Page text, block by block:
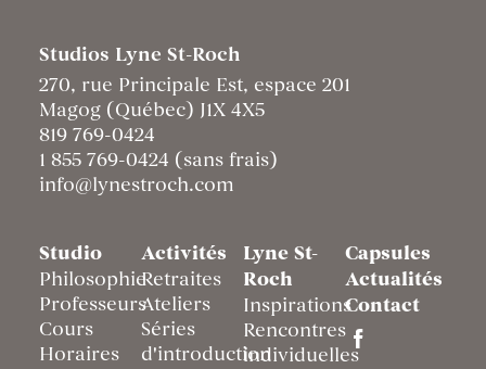
Studios Lyne St-Roch
270, rue Principale Est, espace 201
Magog (Québec) J1X 4X5
819 769-0424
1 855 769-0424 (sans frais)
info@lynestroch.com
Studio
Philosophie
Professeurs
Cours
Horaires
Activités
Retraites
Ateliers
Séries
d'introduction
Lyne St-
Roch
Inspirations
Rencontres
individuelles
Capsules
Actualités
Contact